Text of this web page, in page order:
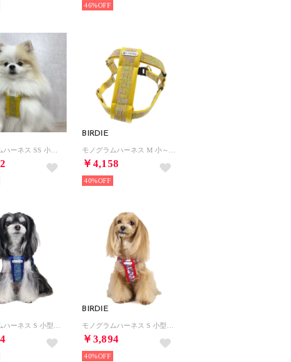
46%
BIRDIE
￥4,158
40%
BIRDIE
￥3,894
40%